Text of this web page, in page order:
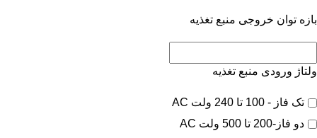
بازه توان خروجی منبع تغذیه
ولتاژ ورودی منبع تغذیه
تک فاز - 100 تا 240 ولت AC
دو فاز-200 تا 500 ولت AC